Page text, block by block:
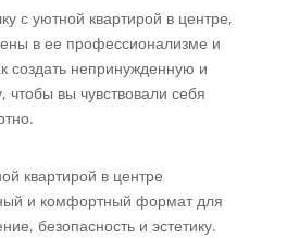
с уютной квартирой в центре,
в ее профессионализме и
создать непринужденную и
чтобы вы чувствовали себя
квартирой в центре
и комфортный формат для
безопасность и эстетику.